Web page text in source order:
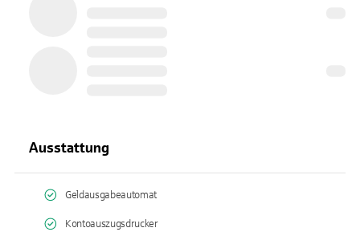
Ausstattung
Geldausgabeautomat
Kontoauszugsdrucker